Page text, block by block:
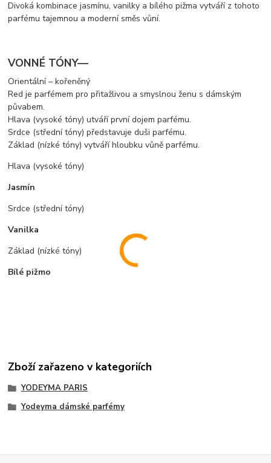
Divoká kombinace jasmínu, vanilky a bílého pižma vytváří z tohoto
parfému tajemnou a moderní směs vůní.
VONNÉ TÓNY—
Orientální – kořeněný
Red je parfémem pro přitažlivou a smyslnou ženu s dámským
půvabem.
Hlava (vysoké tóny) utváří první dojem parfému.
Srdce (střední tóny) představuje duši parfému.
Základ (nízké tóny) vytváří hloubku vůně parfému.
Hlava (vysoké tóny)
Jasmín
Srdce (střední tóny)
Vanilka
Základ (nízké tóny)
Bílé pižmo
Zboží zařazeno v kategoriích
YODEYMA PARIS
Yodeyma dámské parfémy